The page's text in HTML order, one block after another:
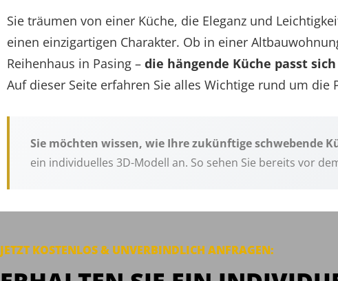
Sie träumen von einer Küche, die Eleganz und
einen einzigartigen Charakter. Ob in einer
Reihenhaus in Pasing – die hängende Küche passt
Auf dieser Seite erfahren Sie alles Wichtige rund um
Sie möchten wissen, wie Ihre zukünftige schwebende
ein individuelles 3D-Modell an. So sehen Sie bereits vor
JETZT KOSTENLOS & UNVERBINDLICH ANFRAGEN: